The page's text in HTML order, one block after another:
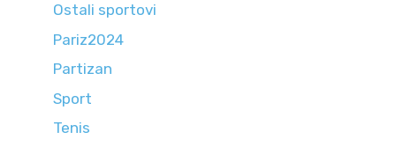
Ostali sportovi
Pariz2024
Partizan
Sport
Tenis